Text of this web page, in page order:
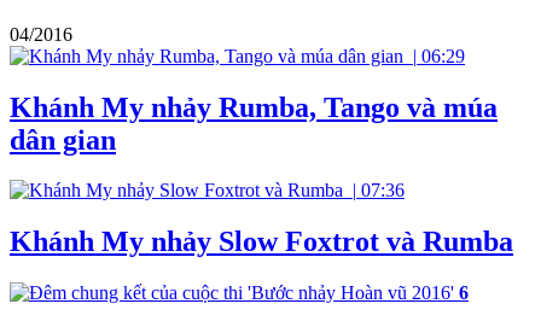
04/2016
| 06:29
Khánh My nhảy Rumba, Tango và múa
dân gian
| 07:36
Khánh My nhảy Slow Foxtrot và Rumba
6